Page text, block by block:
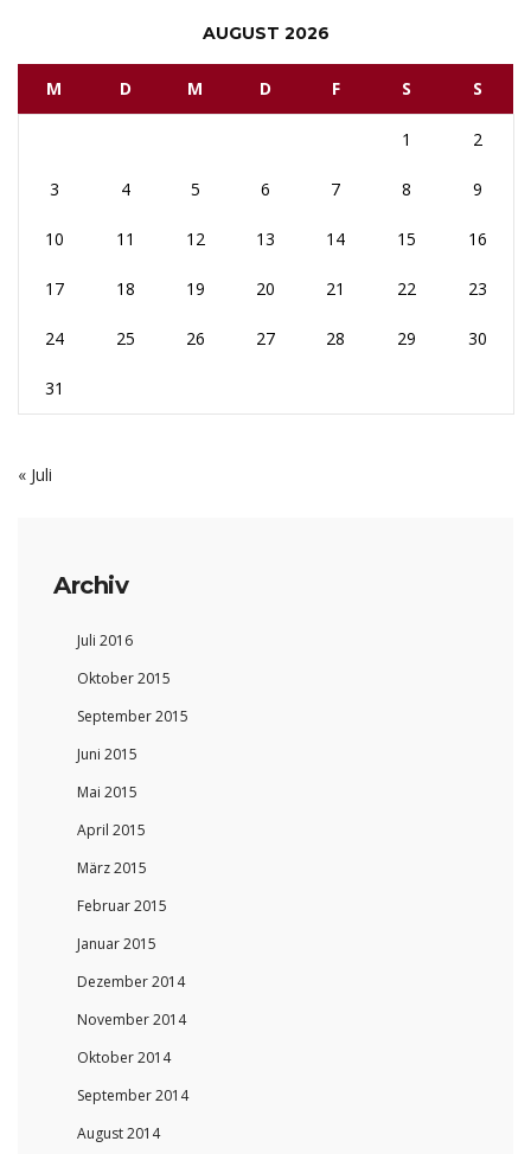
AUGUST 2026
M D M D F S S
1 2
3 4 5 6 7 8 9
10 11 12 13 14 15 16
17 18 19 20 21 22 23
24 25 26 27 28 29 30
31
« Juli
Archiv
Juli 2016
Oktober 2015
September 2015
Juni 2015
Mai 2015
April 2015
März 2015
Februar 2015
Januar 2015
Dezember 2014
November 2014
Oktober 2014
September 2014
August 2014